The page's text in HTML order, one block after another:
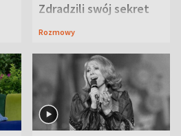
Zdradzili swój sekret
Rozmowy